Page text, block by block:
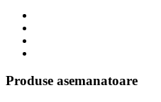
Produse asemanatoare